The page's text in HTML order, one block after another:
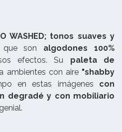
WASHED; tonos suaves y
son algodones 100%
efectos. Su paleta de
ambientes con aire "shabby
en estas imágenes con
degradé y con mobiliario